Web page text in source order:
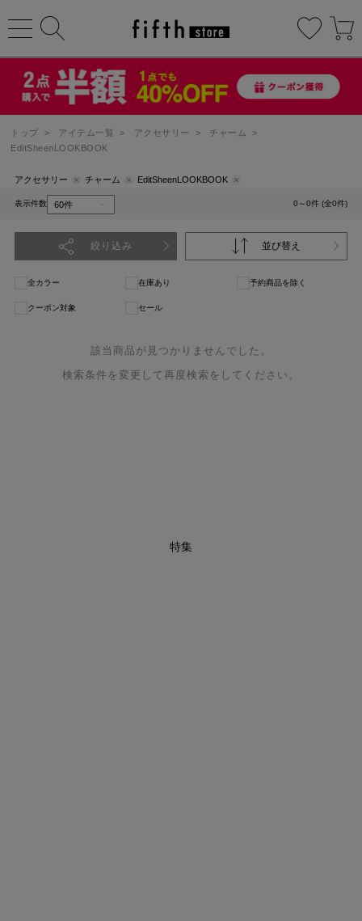
トップ > アイテム一覧 > アクセサリー > チャーム
>
EditSheenLOOKBOOK
アクセサリー チャーム EditSheenLOOKBOOK
表示件数 0～0件 (全0件)
絞り込み 並び替え
全カラー 在庫あり 予約商品を除く
クーポン対象 セール
該当商品が見つかりませんでした。
検索条件を変更して再度検索をしてください。
特集